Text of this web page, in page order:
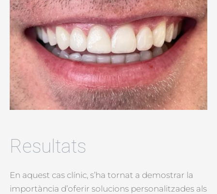
Resultats
En aquest cas clínic, s’ha tornat a demostrar la
importància d’oferir solucions personalitzades als